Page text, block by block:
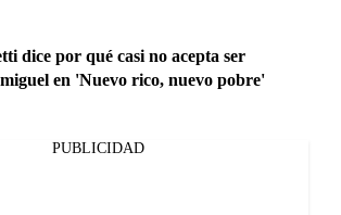
dice por qué casi no acepta ser
en 'Nuevo rico, nuevo pobre'
PUBLICIDAD